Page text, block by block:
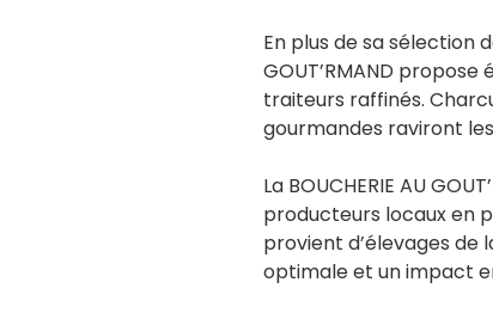
En plus de sa sélection
GOUT’RMAND
traiteurs raffinés.
gourmandes raviront
La BOUCHERIE AU
producteurs locaux en
provient d’élevages de
optimale et un impact